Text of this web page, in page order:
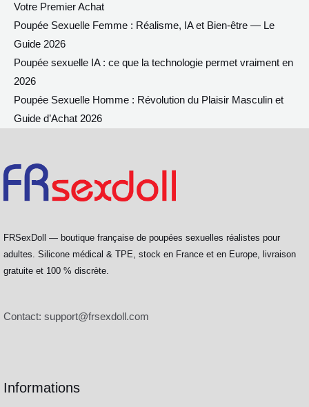
Votre Premier Achat
Poupée Sexuelle Femme : Réalisme, IA et Bien-être — Le
Guide 2026
Poupée sexuelle IA : ce que la technologie permet vraiment en
2026
Poupée Sexuelle Homme : Révolution du Plaisir Masculin et
Guide d’Achat 2026
FRSexDoll — boutique française de poupées sexuelles réalistes pour
adultes. Silicone médical & TPE, stock en France et en Europe, livraison
gratuite et 100 % discrète.
Contact: support@frsexdoll.com
Informations